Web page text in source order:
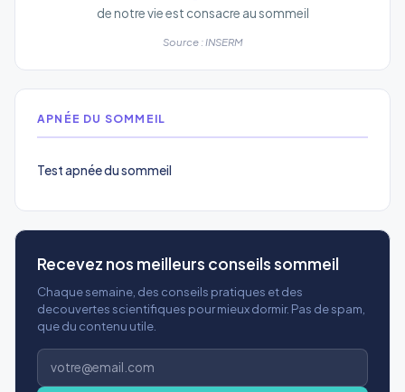
de notre vie est consacre au sommeil
Source : INSERM
APNÉE DU SOMMEIL
Test apnée du sommeil
Recevez nos meilleurs conseils sommeil
Chaque semaine, des conseils pratiques et des
decouvertes scientifiques pour mieux dormir. Pas de spam,
que du contenu utile.
Adresse
e-